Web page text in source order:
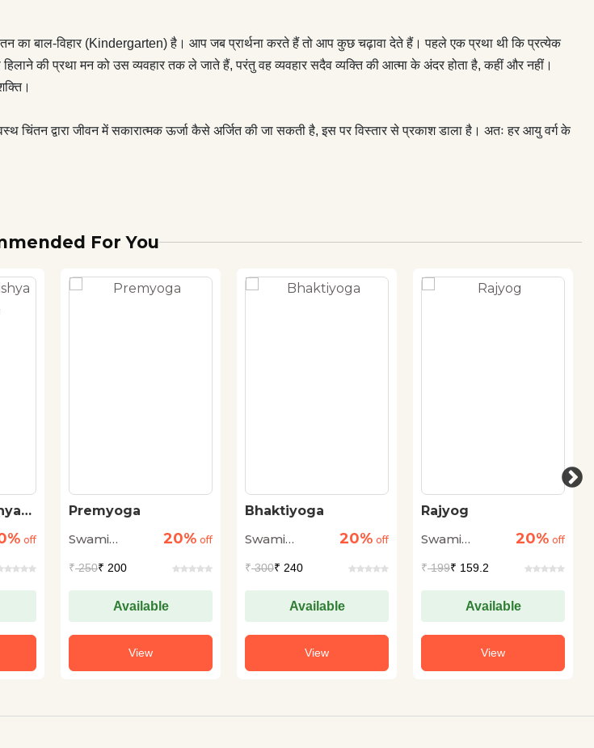
का बाल-विहार (Kindergarten) है। आप जब प्रार्थना करते हैं तो आप कुछ चढ़ावा देते हैं। पहले एक प्रथा थी कि प्रत्येक
हिलाने की प्रथा मन को उस व्यवहार तक ले जाते हैं, परंतु वह व्यवहार सदैव व्यक्ति की आत्मा के अंदर होता है, कहीं और नहीं।
चिंतन द्वारा जीवन में सकारात्मक ऊर्जा कैसे अर्जित की जा सकती है, इस पर विस्तार से प्रकाश डाला है। अतः हर आयु वर्ग के
For You
off
Premyoga
Swami
20% off
₹250₹ 200
Available
View
Bhaktiyoga
Swami
20% off
₹300₹ 240
Available
View
Rajyog
Swami
20% off
₹199₹ 159.2
Available
View